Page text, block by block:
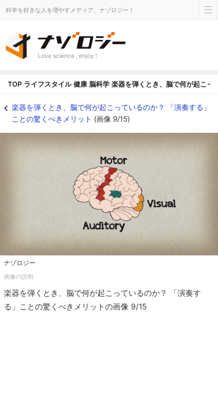
科学を好きな人を増やすメディア、ナゾロジー！
Love science , enjoy !
TOP ライフスタイル 健康 脳科学 楽器を弾くとき、脳で何が起こっ
楽器を弾くとき、脳で何が起こっているのか？ 「演奏する」
ことの驚くべきメリット (画像 9/15)
ナゾロジー
楽器を弾くとき、脳で何が起こっているのか？ 「演奏す
る」ことの驚くべきメリットの画像 9/15